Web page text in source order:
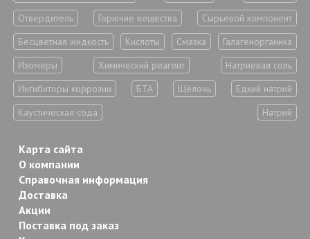
Отвердитель
Горючие вещества
Сырьевой компонент
Бесцветная жидкость
Кислоты Смазка
Галагенорганика
Изомеры
Химический реагент
Натриевая соль
Ингибиторы коррозии
БТА Щёлочь
Едкий натрий
Каустическая сода
Натрий
Карта сайта
О компании
Справочная информация
Доставка
Акции
Поставка под заказ